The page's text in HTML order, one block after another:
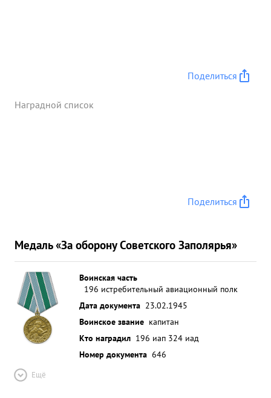
Поделиться
Наградной список
Поделиться
Медаль «За оборону Советского Заполярья»
Воинская часть
196 истребительный авиационный полк
Дата документа 23.02.1945
Воинское звание капитан
Кто наградил 196 иап 324 иад
Номер документа 646
Ещё